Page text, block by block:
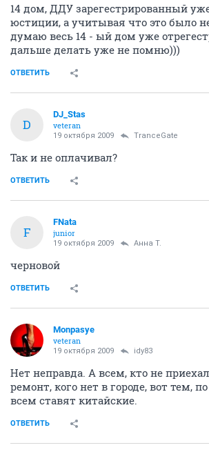
14 дом, ДДУ зарегестрированный
юстиции, а учитывая что это было
думаю весь 14 - ый дом уже
дальше делать уже не помню)))
ОТВЕТИТЬ
D
DJ_Stas
veteran
19 октября 2009 TranceGate
Так и не оплачивал?
ОТВЕТИТЬ
F
FNata
junior
19 октября 2009 Анна Т.
черновой
ОТВЕТИТЬ
Monpasye
veteran
19 октября 2009 idy83
Нет неправда. А всем, кто не
ремонт, кого нет в городе, вот тем,
всем ставят китайские.
ОТВЕТИТЬ